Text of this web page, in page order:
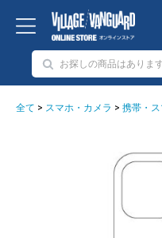
全て > スマホ・カメラ > 携帯・